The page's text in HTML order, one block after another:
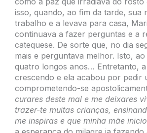
isso, quando, ao fim da tarde, sua
trabalho e a levava para casa,
continuava a fazer perguntas e a
catequese. De sorte que, no dia
mais e perguntava melhor. Isto,
quatro longos anos… Entretanto,
crescendo e ela acabou por pedir
comprometendo-se
curares deste mal e me deixares
trazer-te muitas crianças,
me inspiras e que minha mãe